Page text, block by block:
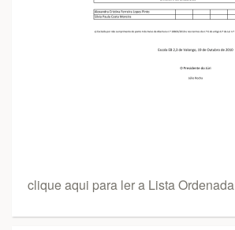
clique aqui para ler a Lista Ordenada